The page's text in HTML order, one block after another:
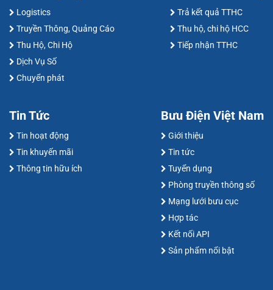
Logistics
Truyền Thông, Quảng Cáo
Thu Hộ, Chi Hộ
Dịch Vụ Số
Chuyển phát
Trả kết quả TTHC
Thu hộ, chi hộ HCC
Tiếp nhận TTHC
Tin Tức
Tin hoạt động
Tin khuyến mãi
Thông tin hữu ích
Bưu Điện Việt Nam
Giới thiệu
Tin tức
Tuyển dụng
Phòng truyền thông số
Mạng lưới bưu cục
Hợp tác
Kết nối API
Sản phẩm nổi bật